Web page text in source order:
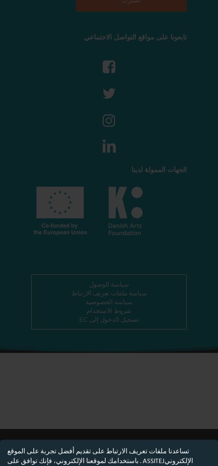
تابعونا على مواقع التواصل الاجتماعي
الجهات الممولة لدينا
سياسة الوصول
سياسة ملفات تعريف الارتباط
سياسة الخصوصية
شروط الاستخدام
تسجيل الدخول إلى EC
© ASSITEJ - الرابطة الدولية للمسرح والفنون الأدائية
تساعدنا ملفات تعريف الارتباط على تقديم أفضل تجربة على الموقع
الإلكترونيASSITEJ . باستخدامك لموقعنا الإلكتروني، فإنك توافق على